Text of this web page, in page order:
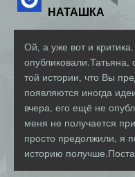
НАТАШКА
Ой, а уже вот и
опубликовали.Татьяна,
той истории, что Вы
появляются иногда
вчера, его ещё не
меня не получается
просто предолжили, я
историю